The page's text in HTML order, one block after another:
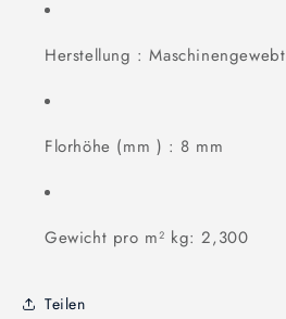
Herstellung : Maschinengewebt
Florhöhe (mm ) : 8 mm
Gewicht pro m² kg: 2,300
Teilen